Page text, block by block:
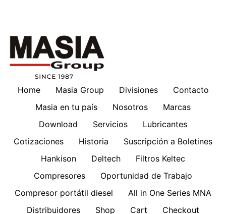
Home Masia Group Divisiones
Contacto
Masia en tu país
Nosotros
Marcas
Download
Servicios
Lubricantes
Cotizaciones
Historia
Suscripción a Boletines
Hankison
Deltech
Filtros Keltec
Compresores
Oportunidad de Trabajo
Compresor portátil diesel
All in One Series MNA
Distribuidores
Shop Cart Checkout